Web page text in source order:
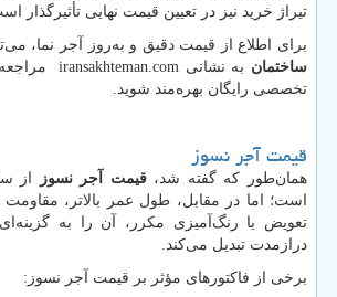
تیراژ خرید نیز در تعیین قیمت نهایی تأثیرگذار
برای اطلاع از قیمت دقیق و به‌روز آجر نما،
ساختمان به نشانی iransakhteman.com
تخصصی رایگان بهره‌مند شوید.
قیمت آجر نسوز
همان‌طور که گفته شد،قیمت آجر نسوز
از
است؛ اما در مقابل، طول عمر بالاتر، مقاومت
تعویض یا رنگ‌آمیزی مکرر، آن را به
درازمدت تبدیل می‌کند.
برخی از فاکتورهای مؤثر بر قیمت آجر نسوز: